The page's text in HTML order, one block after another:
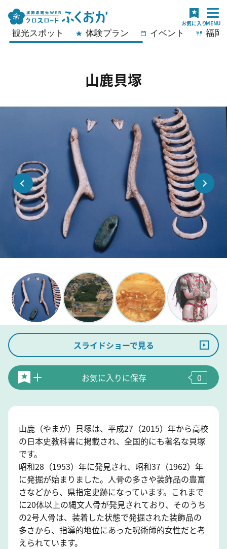
観光スポット 体験プラン イベント 福岡
山鹿貝塚
スライドショーで見る
お気に入りに保存 0
山鹿（やまが）貝塚は、平成27（2015）年から高校
の日本史教科書に掲載され、全国的にも著名な貝塚
です。
昭和28（1953）年に発見され、昭和37（1962）年
に発掘が始まりました。人骨の多さや装飾品の豊富
さなどから、県指定史跡になっています。これまで
に20体以上の縄文人骨が発見されており、そのうち
の2号人骨は、装着した状態で発掘された装飾品の
多さから、指導的地位にあった呪術師的女性だと考
えられています。